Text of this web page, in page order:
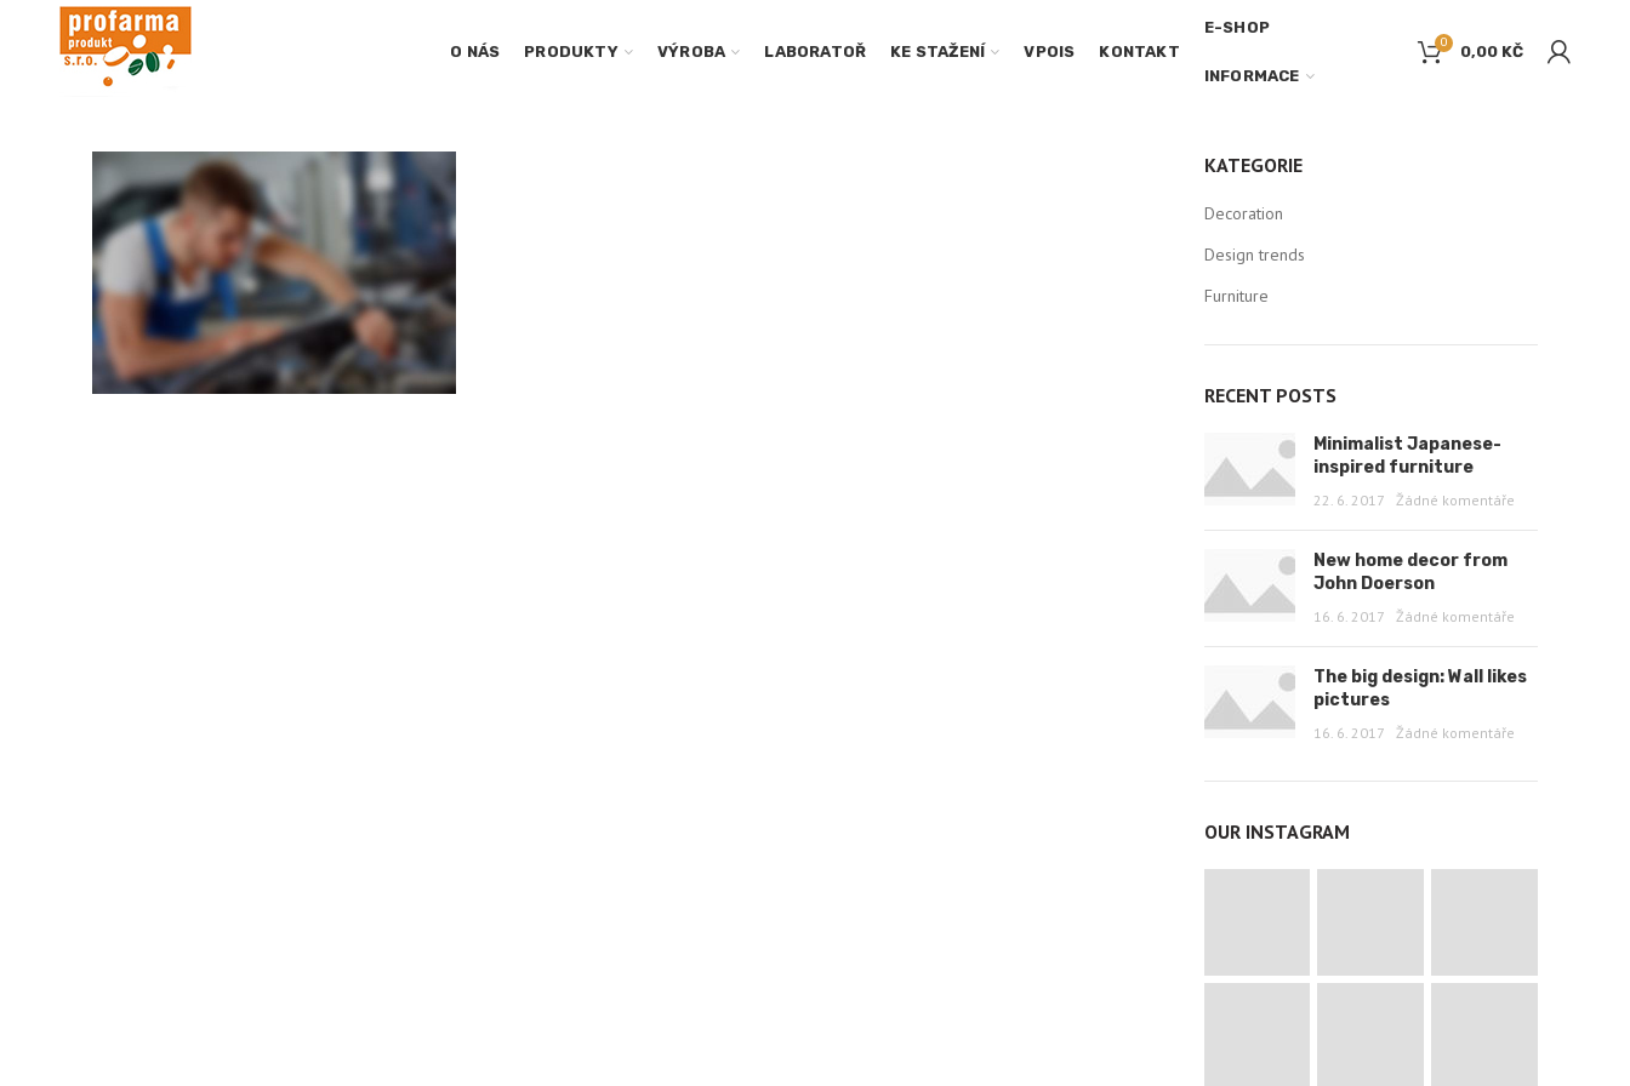
O NÁS PRODUKTY VÝROBA LABORATOŘ KE STAŽENÍ VPOIS KONTAKT
E-SHOP
INFORMACE
0
0,00 KČ
KATEGORIE
Decoration
Design trends
Furniture
RECENT POSTS
Minimalist Japanese-
inspired furniture
22. 6. 2017 Žádné komentáře
New home decor from
John Doerson
16. 6. 2017 Žádné komentáře
The big design: Wall likes
pictures
16. 6. 2017 Žádné komentáře
OUR INSTAGRAM